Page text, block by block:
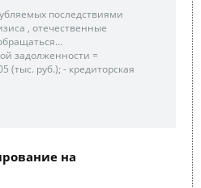
последствиями
, отечественные
задолженности =
(тыс. руб.); - кредиторская
на